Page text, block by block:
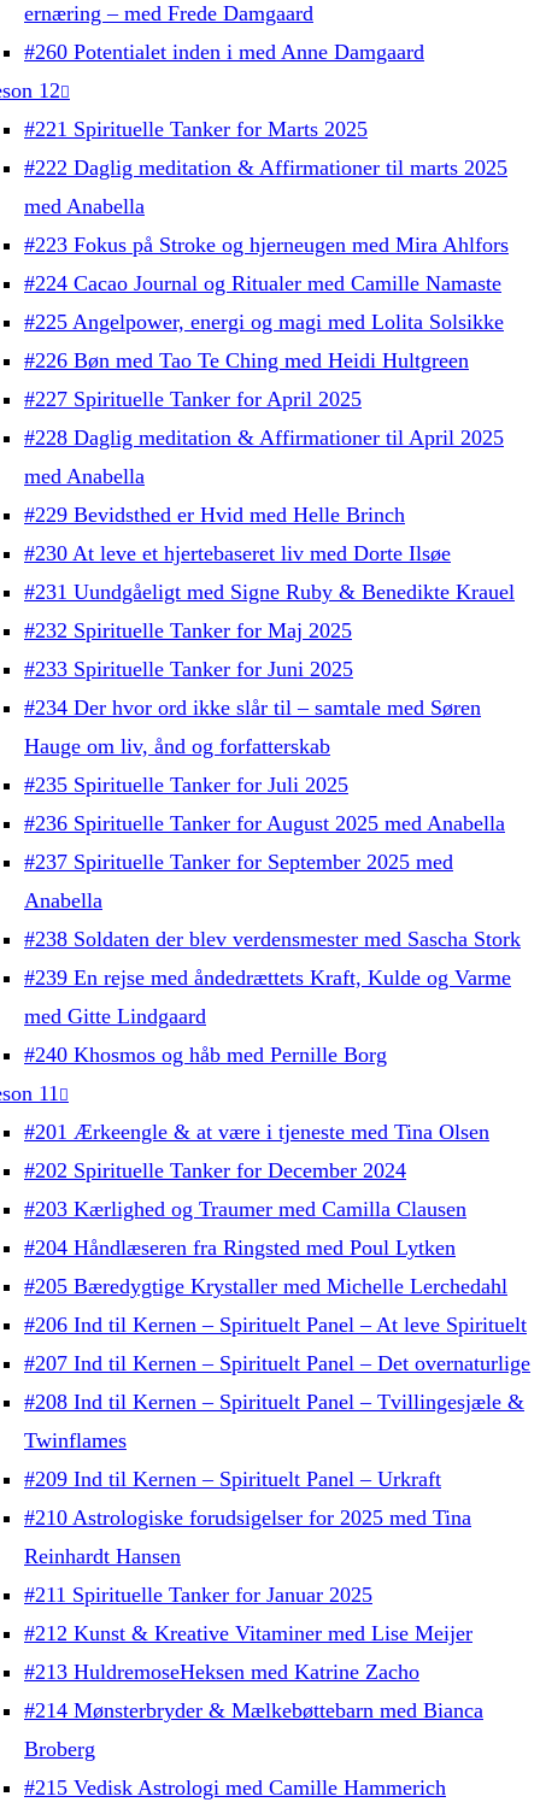
ernæring – med Frede Damgaard
#260 Potentialet inden i med Anne Damgaard
12
#221 Spirituelle Tanker for Marts 2025
#222 Daglig meditation & Affirmationer til marts 2025
med Anabella
#223 Fokus på Stroke og hjerneugen med Mira Ahlfors
#224 Cacao Journal og Ritualer med Camille Namaste
#225 Angelpower, energi og magi med Lolita Solsikke
#226 Bøn med Tao Te Ching med Heidi Hultgreen
#227 Spirituelle Tanker for April 2025
#228 Daglig meditation & Affirmationer til April 2025
med Anabella
#229 Bevidsthed er Hvid med Helle Brinch
#230 At leve et hjertebaseret liv med Dorte Ilsøe
#231 Uundgåeligt med Signe Ruby & Benedikte Krauel
#232 Spirituelle Tanker for Maj 2025
#233 Spirituelle Tanker for Juni 2025
#234 Der hvor ord ikke slår til – samtale med Søren
Hauge om liv, ånd og forfatterskab
#235 Spirituelle Tanker for Juli 2025
#236 Spirituelle Tanker for August 2025 med Anabella
#237 Spirituelle Tanker for September 2025 med
Anabella
#238 Soldaten der blev verdensmester med Sascha Stork
#239 En rejse med åndedrættets Kraft, Kulde og Varme
med Gitte Lindgaard
#240 Khosmos og håb med Pernille Borg
11
#201 Ærkeengle & at være i tjeneste med Tina Olsen
#202 Spirituelle Tanker for December 2024
#203 Kærlighed og Traumer med Camilla Clausen
#204 Håndlæseren fra Ringsted med Poul Lytken
#205 Bæredygtige Krystaller med Michelle Lerchedahl
#206 Ind til Kernen – Spirituelt Panel – At leve Spirituelt
#207 Ind til Kernen – Spirituelt Panel – Det overnaturlige
#208 Ind til Kernen – Spirituelt Panel – Tvillingesjæle &
Twinflames
#209 Ind til Kernen – Spirituelt Panel – Urkraft
#210 Astrologiske forudsigelser for 2025 med Tina
Reinhardt Hansen
#211 Spirituelle Tanker for Januar 2025
#212 Kunst & Kreative Vitaminer med Lise Meijer
#213 HuldremoseHeksen med Katrine Zacho
#214 Mønsterbryder & Mælkebøttebarn med Bianca
Broberg
#215 Vedisk Astrologi med Camille Hammerich